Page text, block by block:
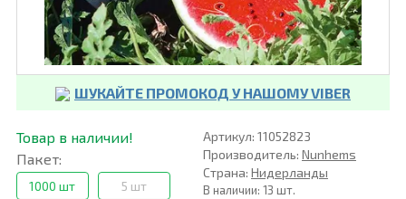
ШУКАЙТЕ ПРОМОКОД У НАШОМУ VIBER
Товар в наличии!
Пакет:
1000 шт 5 шт
Артикул: 11052823
Производитель: Nunhems
Страна: Нидерланды
В наличии: 13 шт.